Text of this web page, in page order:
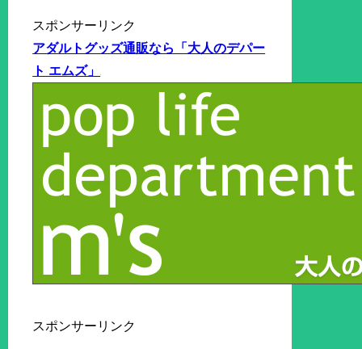
スポンサーリンク
アダルトグッズ通販なら「大人のデパー
ト エムズ」
スポンサーリンク